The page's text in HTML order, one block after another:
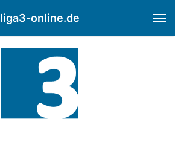
liga3-online.de